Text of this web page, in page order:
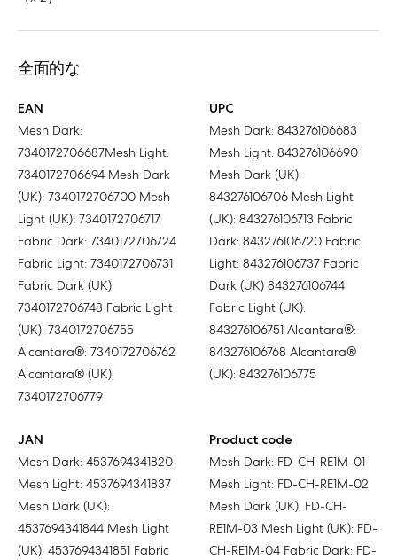
全面的な
EAN
Mesh Dark:
7340172706687Mesh Light:
7340172706694 Mesh Dark
(UK): 7340172706700 Mesh
Light (UK): 7340172706717
Fabric Dark: 7340172706724
Fabric Light: 7340172706731
Fabric Dark (UK)
7340172706748 Fabric Light
(UK): 7340172706755
Alcantara®: 7340172706762
Alcantara® (UK):
7340172706779
UPC
Mesh Dark: 843276106683
Mesh Light: 843276106690
Mesh Dark (UK):
843276106706 Mesh Light
(UK): 843276106713 Fabric
Dark: 843276106720 Fabric
Light: 843276106737 Fabric
Dark (UK) 843276106744
Fabric Light (UK):
843276106751 Alcantara®:
843276106768 Alcantara®
(UK): 843276106775
JAN
Mesh Dark: 4537694341820
Mesh Light: 4537694341837
Mesh Dark (UK):
4537694341844 Mesh Light
(UK): 4537694341851 Fabric
Product code
Mesh Dark: FD-CH-RE1M-01
Mesh Light: FD-CH-RE1M-02
Mesh Dark (UK): FD-CH-
RE1M-03 Mesh Light (UK): FD-
CH-RE1M-04 Fabric Dark: FD-